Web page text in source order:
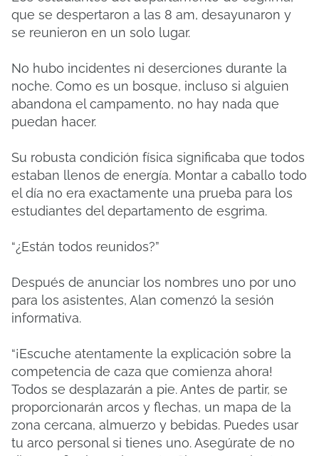
que se despertaron a las 8 am, desayunaron y
se reunieron en un solo lugar.
No hubo incidentes ni deserciones durante la
noche. Como es un bosque, incluso si alguien
abandona el campamento, no hay nada que
puedan hacer.
Su robusta condición física significaba que todos
estaban llenos de energía. Montar a caballo todo
el día no era exactamente una prueba para los
estudiantes del departamento de esgrima.
“¿Están todos reunidos?”
Después de anunciar los nombres uno por uno
para los asistentes, Alan comenzó la sesión
informativa.
“¡Escuche atentamente la explicación sobre la
competencia de caza que comienza ahora!
Todos se desplazarán a pie. Antes de partir, se
proporcionarán arcos y flechas, un mapa de la
zona cercana, almuerzo y bebidas. Puedes usar
tu arco personal si tienes uno. Asegúrate de no